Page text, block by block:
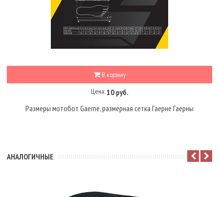
В корзину
Цена:10 руб.
Размеры мотобот Gaerne, размерная сетка Гаерне Гаерны
АНАЛОГИЧНЫЕ